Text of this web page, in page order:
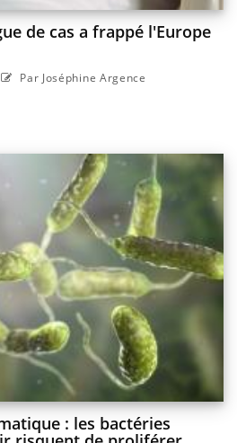
de cas a frappé l'Europe
Par Joséphine Argence
: les bactéries